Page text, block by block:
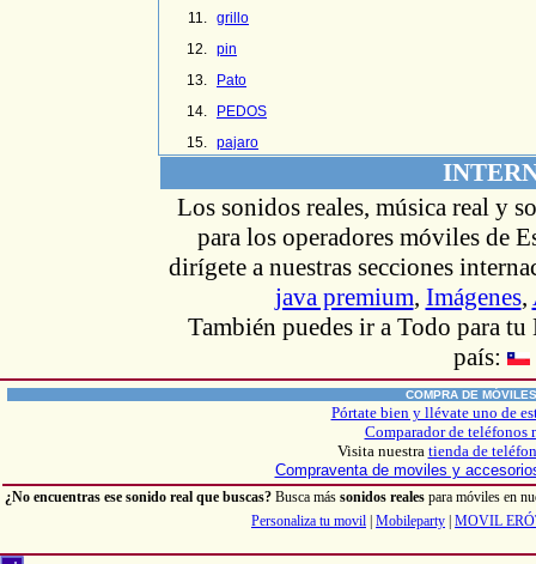
grillo
pin
Pato
PEDOS
pajaro
Los sonidos reales, música real y
para los operadores móviles de
dirígete a nuestras secciones
java premium, Imágenes,
También puedes ir a Todo para tu
país:
COMPRA DE MÓVILES
Pórtate bien y llévate uno de
Comparador de teléfonos
Visita nuestra tienda de
Compraventa de moviles y
¿No encuentras ese sonido real que buscas? Busca más sonidos reales para móviles en
Personaliza tu movil Mobileparty MOVIL